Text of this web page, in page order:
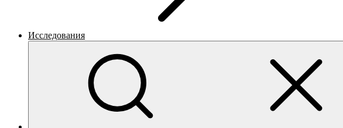
Исследования